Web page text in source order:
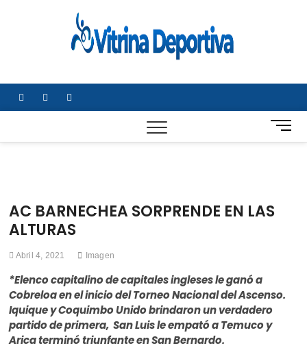
facebooktwitterinstagram
B
o
AC BARNECHEA SORPRENDE EN LAS
ALTURAS
Abril 4, 2021 Imagen
*Elenco capitalino de capitales ingleses le ganó a
Cobreloa en el inicio del Torneo Nacional del Ascenso.
Iquique y Coquimbo Unido brindaron un verdadero
partido de primera, San Luis le empató a Temuco y
Arica terminó triunfante en San Bernardo.